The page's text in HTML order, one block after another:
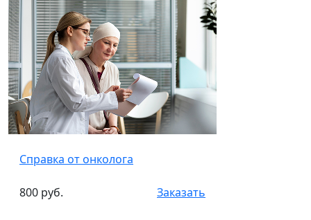
Справка от онколога
800 руб. Заказать